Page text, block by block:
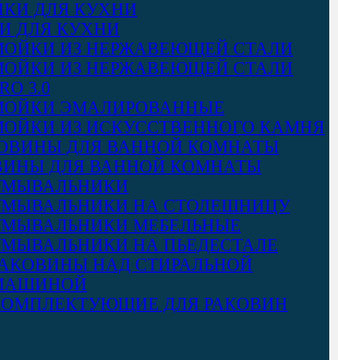
ДЛЯ КУХНИ
ИЗ НЕРЖАВЕЮЩЕЙ СТАЛИ
ИЗ НЕРЖАВЕЮЩЕЙ СТАЛИ
3.0
ЭМАЛИРОВАННЫЕ
ИЗ ИСКУССТВЕННОГО КАМНЯ
ДЛЯ ВАННОЙ КОМНАТЫ
НА СТОЛЕШНИЦУ
МЕБЕЛЬНЫЕ
НА ПЬЕДЕСТАЛЕ
НАД СТИРАЛЬНОЙ
ДЛЯ РАКОВИН